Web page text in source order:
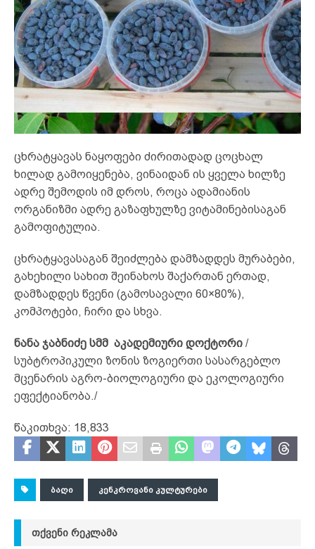
ცხრატყავას ნაყოფები ძირითადად ცოცხალ
ხილად გამოიყენება, ვინაიდან ის ყველა ხილზე
ადრე შემოდის იმ დროს, როცა ადამიანის
ორგანიზმი ადრე გაზაფხულზე ვიტამინებისაგან
გამოფიტულია.
ცხრატყავასაგან შეიძლება დამზადდეს მურაბები,
გახეხილი სახით შეინახოს შაქართან ერთად,
დამზადდეს წვენი (გამოსავალი 60×80%),
კომპოტები, ჩირი და სხვა.
ნანა ჯაბნიძე სმმ აკადემიური დოქტორი /
სუბტროპიკული ზონის ზოგიერთი სასარგებლო
მცენარის აგრო-ბიოლოგიური და ეკოლოგიური
ეფექტიანობა./
წაკითხვა: 18,833
ᲑᲐᲦᲘ ᲙᲔᲜᲙᲠᲝᲕᲐᲜᲘ ᲙᲣᲚᲢᲣᲠᲔᲑᲘ
ᲗᲥᲕᲔᲜᲘ ᲠᲔᲙᲚᲐᲛᲐ